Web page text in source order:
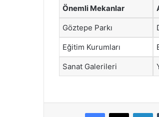
Önemli Mekanlar
Göztepe Parkı
Eğitim Kurumları
Sanat Galerileri
Facebook
X